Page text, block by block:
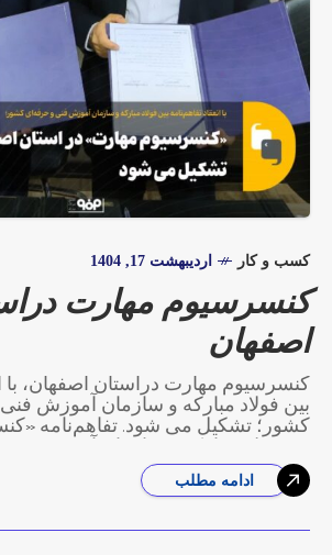
کسب و کار اردیبهشت 17, 1404
کنسرسیوم مهارت
اصفهان
کنسرسیوم مهارت دراستان اصفهان، با
بین فولاد مبارکه و سازمان آموزش
کشور؛ تشکیل می شود. تفاهم‌نامه
ادامه مطلب